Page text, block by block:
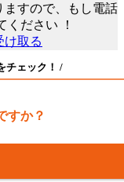
ますので、もし電話
ください ！
チェック！ /
すか？